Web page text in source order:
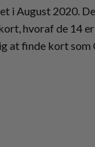
i August 2020.
hvoraf de 14
at finde kort